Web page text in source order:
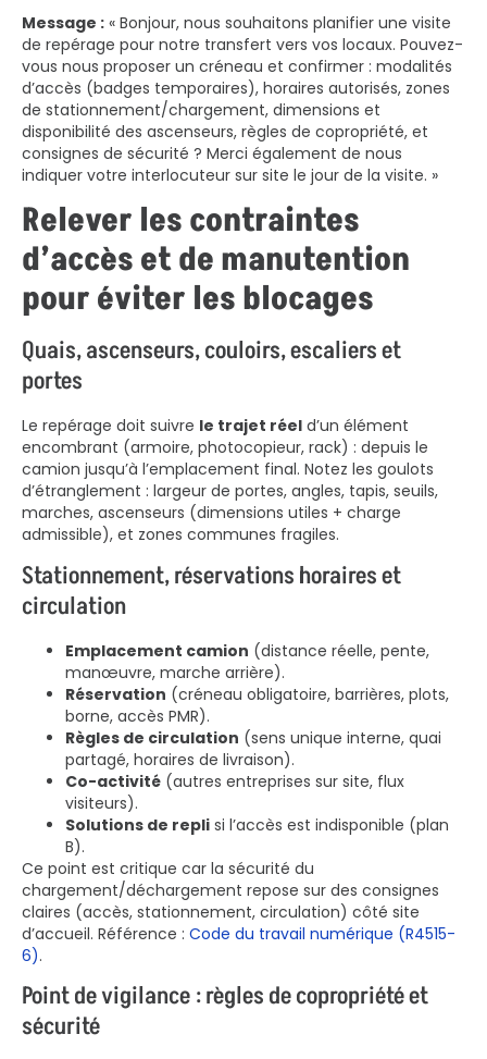
Message : « Bonjour, nous souhaitons planifier une visite
de repérage pour notre transfert vers vos locaux. Pouvez-
vous nous proposer un créneau et confirmer : modalités
d’accès (badges temporaires), horaires autorisés, zones
de stationnement/chargement, dimensions et
disponibilité des ascenseurs, règles de copropriété, et
consignes de sécurité ? Merci également de nous
indiquer votre interlocuteur sur site le jour de la visite. »
Relever les contraintes
d’accès et de manutention
pour éviter les blocages
Quais, ascenseurs, couloirs, escaliers et
portes
Le repérage doit suivre le trajet réel d’un élément
encombrant (armoire, photocopieur, rack) : depuis le
camion jusqu’à l’emplacement final. Notez les goulots
d’étranglement : largeur de portes, angles, tapis, seuils,
marches, ascenseurs (dimensions utiles + charge
admissible), et zones communes fragiles.
Stationnement, réservations horaires et
circulation
Emplacement camion (distance réelle, pente,
manœuvre, marche arrière).
Réservation (créneau obligatoire, barrières, plots,
borne, accès PMR).
Règles de circulation (sens unique interne, quai
partagé, horaires de livraison).
Co-activité (autres entreprises sur site, flux
visiteurs).
Solutions de repli si l’accès est indisponible (plan
B).
Ce point est critique car la sécurité du
chargement/déchargement repose sur des consignes
claires (accès, stationnement, circulation) côté site
d’accueil. Référence : Code du travail numérique (R4515-
6).
Point de vigilance : règles de copropriété et
sécurité